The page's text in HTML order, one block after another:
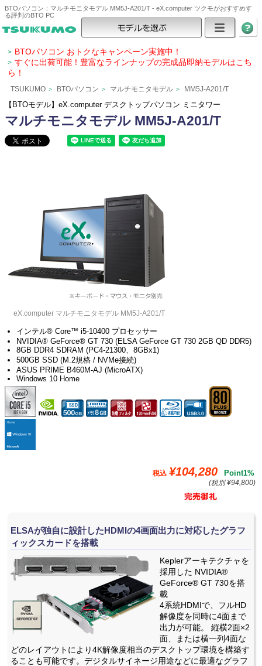
BTOパソコン：マルチモニタモデル MM5J-A201/T - eX.computer ツクモがおすすめす
る評判のBTO PC
> BTOパソコン おトクなキャンペーン実施中！
> すぐに出荷可能！豊富なラインナップの完成品即納モデルはこち
ら！
TSUKUMO > BTOパソコン > マルチモニタモデル > MM5J-A201/T
【BTOモデル】eX.computer デスクトップパソコン ミニタワー
マルチモニタモデル MM5J-A201/T
eX.computer マルチモニタモデル MM5J-A201/T
インテル® Core™ i5-10400 プロセッサー
NVIDIA® GeForce® GT 730 (ELSA GeForce GT 730 2GB QD DDR5)
8GB DDR4 SDRAM (PC4-21300、8GBx1)
500GB SSD (M.2規格 / NVMe接続)
ASUS PRIME B460M-AJ (MicroATX)
Windows 10 Home
税込 ¥104,280 Point1%
(税別 ¥94,800)
ELSAが独自に設計したHDMIの4画面出力に対応したグラフ
ィックスカードを搭載
Keplerアーキテクチャを
採用した NVIDIA®
GeForce® GT 730を搭
載
4系統HDMIで、フルHD
解像度を同時に4面まで
出力が可能。 縦横2面×2
面、または横一列4面な
どのレイアウトにより4K解像度相当のデスクトップ環境を構築す
ることも可能です。デジタルサイネージ用途などに最適なグラフ